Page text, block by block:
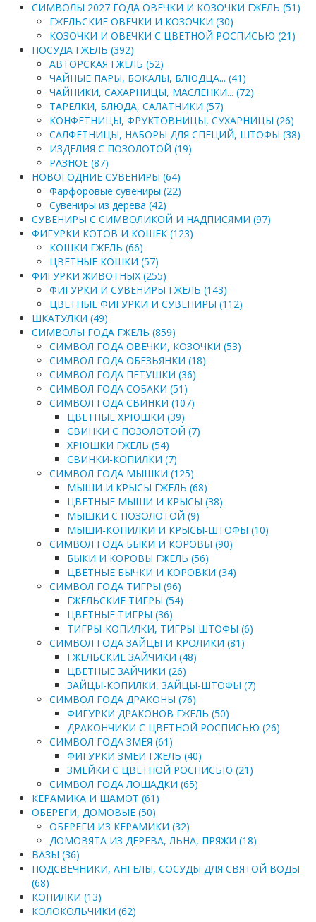
СИМВОЛЫ 2027 ГОДА ОВЕЧКИ И КОЗОЧКИ ГЖЕЛЬ (51)
ГЖЕЛЬСКИЕ ОВЕЧКИ И КОЗОЧКИ (30)
КОЗОЧКИ И ОВЕЧКИ С ЦВЕТНОЙ РОСПИСЬЮ (21)
ПОСУДА ГЖЕЛЬ (392)
АВТОРСКАЯ ГЖЕЛЬ (52)
ЧАЙНЫЕ ПАРЫ, БОКАЛЫ, БЛЮДЦА... (41)
ЧАЙНИКИ, САХАРНИЦЫ, МАСЛЕНКИ... (72)
ТАРЕЛКИ, БЛЮДА, САЛАТНИКИ (57)
КОНФЕТНИЦЫ, ФРУКТОВНИЦЫ, СУХАРНИЦЫ (26)
САЛФЕТНИЦЫ, НАБОРЫ ДЛЯ СПЕЦИЙ, ШТОФЫ (38)
ИЗДЕЛИЯ С ПОЗОЛОТОЙ (19)
РАЗНОЕ (87)
НОВОГОДНИЕ СУВЕНИРЫ (64)
Фарфоровые сувениры (22)
Сувениры из дерева (42)
СУВЕНИРЫ С СИМВОЛИКОЙ И НАДПИСЯМИ (97)
ФИГУРКИ КОТОВ И КОШЕК (123)
КОШКИ ГЖЕЛЬ (66)
ЦВЕТНЫЕ КОШКИ (57)
ФИГУРКИ ЖИВОТНЫХ (255)
ФИГУРКИ И СУВЕНИРЫ ГЖЕЛЬ (143)
ЦВЕТНЫЕ ФИГУРКИ И СУВЕНИРЫ (112)
ШКАТУЛКИ (49)
СИМВОЛЫ ГОДА ГЖЕЛЬ (859)
СИМВОЛ ГОДА ОВЕЧКИ, КОЗОЧКИ (53)
СИМВОЛ ГОДА ОБЕЗЬЯНКИ (18)
СИМВОЛ ГОДА ПЕТУШКИ (36)
СИМВОЛ ГОДА СОБАКИ (51)
СИМВОЛ ГОДА СВИНКИ (107)
ЦВЕТНЫЕ ХРЮШКИ (39)
СВИНКИ С ПОЗОЛОТОЙ (7)
ХРЮШКИ ГЖЕЛЬ (54)
СВИНКИ-КОПИЛКИ (7)
СИМВОЛ ГОДА МЫШКИ (125)
МЫШИ И КРЫСЫ ГЖЕЛЬ (68)
ЦВЕТНЫЕ МЫШИ И КРЫСЫ (38)
МЫШКИ С ПОЗОЛОТОЙ (9)
МЫШИ-КОПИЛКИ И КРЫСЫ-ШТОФЫ (10)
СИМВОЛ ГОДА БЫКИ И КОРОВЫ (90)
БЫКИ И КОРОВЫ ГЖЕЛЬ (56)
ЦВЕТНЫЕ БЫЧКИ И КОРОВКИ (34)
СИМВОЛ ГОДА ТИГРЫ (96)
ГЖЕЛЬСКИЕ ТИГРЫ (54)
ЦВЕТНЫЕ ТИГРЫ (36)
ТИГРЫ-КОПИЛКИ, ТИГРЫ-ШТОФЫ (6)
СИМВОЛ ГОДА ЗАЙЦЫ И КРОЛИКИ (81)
ГЖЕЛЬСКИЕ ЗАЙЧИКИ (48)
ЦВЕТНЫЕ ЗАЙЧИКИ (26)
ЗАЙЦЫ-КОПИЛКИ, ЗАЙЦЫ-ШТОФЫ (7)
СИМВОЛ ГОДА ДРАКОНЫ (76)
ФИГУРКИ ДРАКОНОВ ГЖЕЛЬ (50)
ДРАКОНЧИКИ С ЦВЕТНОЙ РОСПИСЬЮ (26)
СИМВОЛ ГОДА ЗМЕЯ (61)
ФИГУРКИ ЗМЕИ ГЖЕЛЬ (40)
ЗМЕЙКИ С ЦВЕТНОЙ РОСПИСЬЮ (21)
СИМВОЛ ГОДА ЛОШАДКИ (65)
КЕРАМИКА И ШАМОТ (61)
ОБЕРЕГИ, ДОМОВЫЕ (50)
ОБЕРЕГИ ИЗ КЕРАМИКИ (32)
ДОМОВЯТА ИЗ ДЕРЕВА, ЛЬНА, ПРЯЖИ (18)
ВАЗЫ (36)
ПОДСВЕЧНИКИ, АНГЕЛЫ, СОСУДЫ ДЛЯ СВЯТОЙ ВОДЫ
(68)
КОПИЛКИ (13)
КОЛОКОЛЬЧИКИ (62)